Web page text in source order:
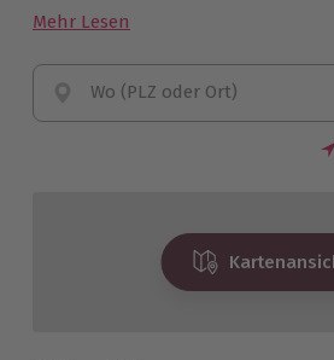
Herd – und das ganz bequem und
vom Starkoch, bei unserer
jeden Hobby-Koch was dabei.
Mehr Lesen
Wo (PLZ oder Ort)